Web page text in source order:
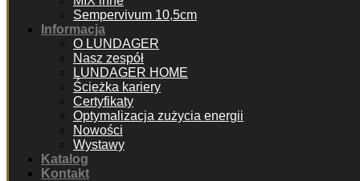
Sempervivum 10,5cm
Informacja
O LUNDAGER
Nasz zespół
LUNDAGER HOME
Ścieżka kariery
Certyfikaty
Optymalizacja zużycia energii
Nowości
Wystawy
Katalog
Kontakt